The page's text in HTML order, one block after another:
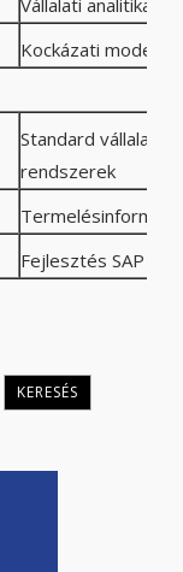
Vállalati analitika
Kockázati
Standard
rendszerek
Fejlesztés SAP